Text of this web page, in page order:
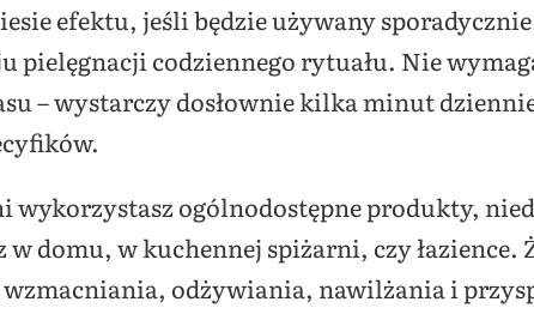
efektu, jeśli będzie używany
pielęgnacji codziennego rytuału. Nie
– wystarczy dosłownie kilka minut
wykorzystasz ogólnodostępne produkty,
domu, w kuchennej spiżarni, czy łazience.
odżywiania, nawilżania i